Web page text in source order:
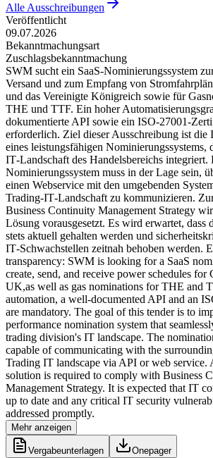
Alle Ausschreibungen
Veröffentlicht
09.07.2026
Bekanntmachungsart
Zuschlagsbekanntmachung
SWM sucht ein SaaS-Nominierungssystem
Versand und zum Empfang von
und das Vereinigte Königreich sowie für
THE und TTF. Ein hoher
dokumentierte API sowie ein
erforderlich. Ziel dieser Ausschreibung ist die
eines leistungsfähigen Nominierungssystems,
IT‑Landschaft des Handelsbereichs integriert.
Nominierungssystem muss in der Lage sein,
einen Webservice mit den umgebenden
Trading‑IT‑Landschaft zu kommunizieren.
Business Continuity Management Strategy
Lösung vorausgesetzt. Es wird erwartet, dass
stets aktuell gehalten werden und
IT‑Schwachstellen zeitnah behoben werden.
transparency: SWM is looking for a SaaS
create, send, and receive power schedules for
UK,as well as gas nominations for THE and
automation, a well-documented API and an
are mandatory. The goal of this tender is to
performance nomination system that
trading division's IT landscape. The
capable of communicating with the
Trading IT landscape via API or web service.
solution is required to comply with Business
Management Strategy. It is expected that IT
up to date and any critical IT security
addressed promptly.
Mehr anzeigen
Vergabeunterlagen Onepager